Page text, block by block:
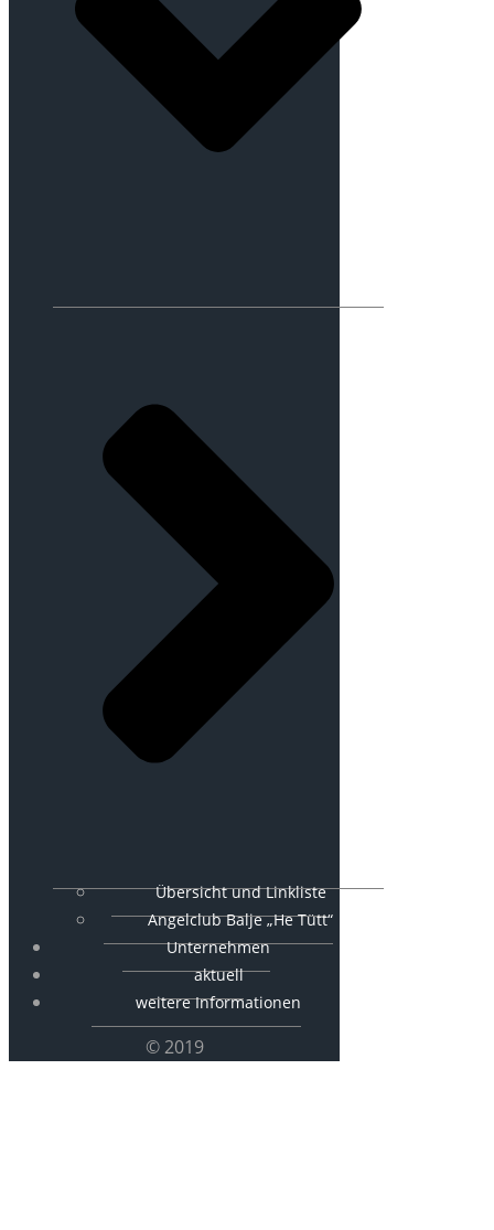
Übersicht und Linkliste
Angelclub Balje „He Tütt“
Unternehmen
aktuell
weitere Informationen
© 2019